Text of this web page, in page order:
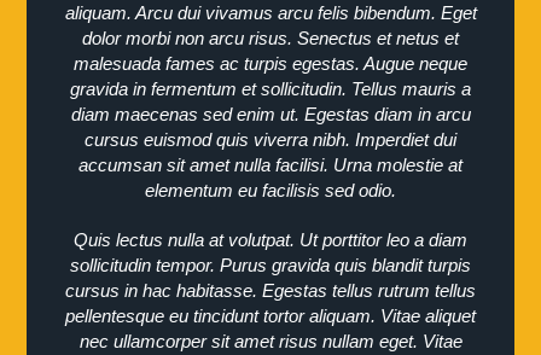
aliquam. Arcu dui vivamus arcu felis bibendum. Eget
dolor morbi non arcu risus. Senectus et netus et
malesuada fames ac turpis egestas. Augue neque
gravida in fermentum et sollicitudin. Tellus mauris a
diam maecenas sed enim ut. Egestas diam in arcu
cursus euismod quis viverra nibh. Imperdiet dui
accumsan sit amet nulla facilisi. Urna molestie at
elementum eu facilisis sed odio.
Quis lectus nulla at volutpat. Ut porttitor leo a diam
sollicitudin tempor. Purus gravida quis blandit turpis
cursus in hac habitasse. Egestas tellus rutrum tellus
pellentesque eu tincidunt tortor aliquam. Vitae aliquet
nec ullamcorper sit amet risus nullam eget. Vitae